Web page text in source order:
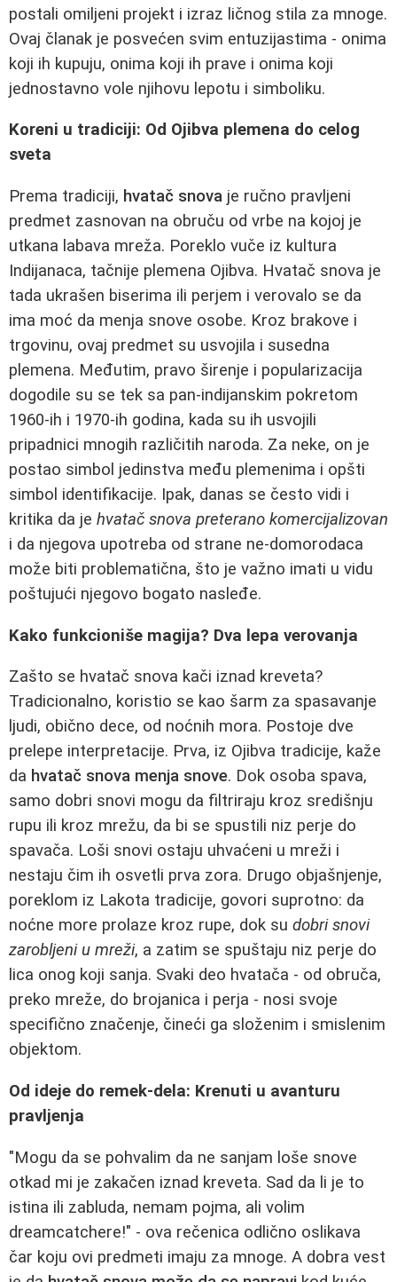
postali omiljeni projekt i izraz ličnog stila za mnoge.
Ovaj članak je posvećen svim entuzijastima - onima
koji ih kupuju, onima koji ih prave i onima koji
jednostavno vole njihovu lepotu i simboliku.
Koreni u tradiciji: Od Ojibva plemena do celog
sveta
Prema tradiciji, hvatač snova je ručno pravljeni
predmet zasnovan na obruču od vrbe na kojoj je
utkana labava mreža. Poreklo vuče iz kultura
Indijanaca, tačnije plemena Ojibva. Hvatač snova je
tada ukrašen biserima ili perjem i verovalo se da
ima moć da menja snove osobe. Kroz brakove i
trgovinu, ovaj predmet su usvojila i susedna
plemena. Međutim, pravo širenje i popularizacija
dogodile su se tek sa pan-indijanskim pokretom
1960-ih i 1970-ih godina, kada su ih usvojili
pripadnici mnogih različitih naroda. Za neke, on je
postao simbol jedinstva među plemenima i opšti
simbol identifikacije. Ipak, danas se često vidi i
kritika da je hvatač snova preterano komercijalizovan
i da njegova upotreba od strane ne-domorodaca
može biti problematična, što je važno imati u vidu
poštujući njegovo bogato nasleđe.
Kako funkcioniše magija? Dva lepa verovanja
Zašto se hvatač snova kači iznad kreveta?
Tradicionalno, koristio se kao šarm za spasavanje
ljudi, obično dece, od noćnih mora. Postoje dve
prelepe interpretacije. Prva, iz Ojibva tradicije, kaže
da hvatač snova menja snove. Dok osoba spava,
samo dobri snovi mogu da filtriraju kroz središnju
rupu ili kroz mrežu, da bi se spustili niz perje do
spavača. Loši snovi ostaju uhvaćeni u mreži i
nestaju čim ih osvetli prva zora. Drugo objašnjenje,
poreklom iz Lakota tradicije, govori suprotno: da
noćne more prolaze kroz rupe, dok su dobri snovi
zarobljeni u mreži, a zatim se spuštaju niz perje do
lica onog koji sanja. Svaki deo hvatača - od obruča,
preko mreže, do brojanica i perja - nosi svoje
specifično značenje, čineći ga složenim i smislenim
objektom.
Od ideje do remek-dela: Krenuti u avanturu
pravljenja
"Mogu da se pohvalim da ne sanjam loše snove
otkad mi je zakačen iznad kreveta. Sad da li je to
istina ili zabluda, nemam pojma, ali volim
dreamcatchere!" - ova rečenica odlično oslikava
čar koju ovi predmeti imaju za mnoge. A dobra vest